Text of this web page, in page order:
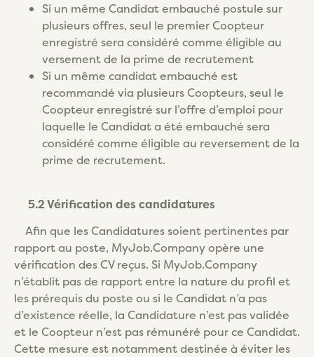
Si un même Candidat embauché postule sur
plusieurs offres, seul le premier Coopteur
enregistré sera considéré comme éligible au
versement de la prime de recrutement
Si un même candidat embauché est
recommandé via plusieurs Coopteurs, seul le
Coopteur enregistré sur l’offre d’emploi pour
laquelle le Candidat a été embauché sera
considéré comme éligible au reversement de la
prime de recrutement.
5.2 Vérification des candidatures
Afin que les Candidatures soient pertinentes par
rapport au poste, MyJob.Company opère une
vérification des CV reçus. Si MyJob.Company
n’établit pas de rapport entre la nature du profil et
les prérequis du poste ou si le Candidat n’a pas
d’existence réelle, la Candidature n’est pas validée
et le Coopteur n’est pas rémunéré pour ce Candidat.
Cette mesure est notamment destinée à éviter les